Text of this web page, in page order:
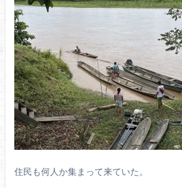
住民も何人か集まって来ていた。